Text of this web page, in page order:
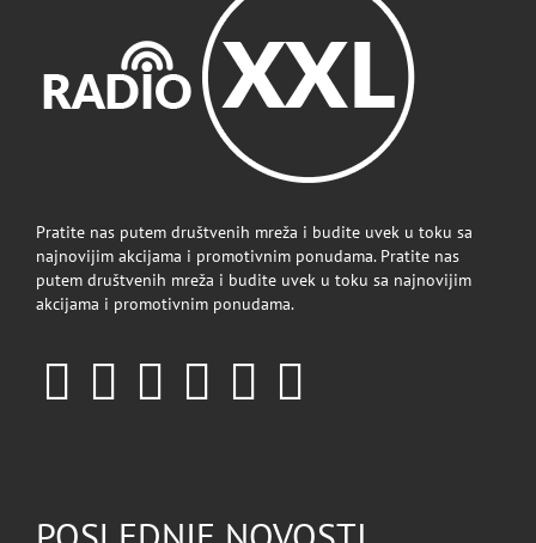
Pratite nas putem društvenih mreža i budite uvek u toku sa
najnovijim akcijama i promotivnim ponudama. Pratite nas
putem društvenih mreža i budite uvek u toku sa najnovijim
akcijama i promotivnim ponudama.